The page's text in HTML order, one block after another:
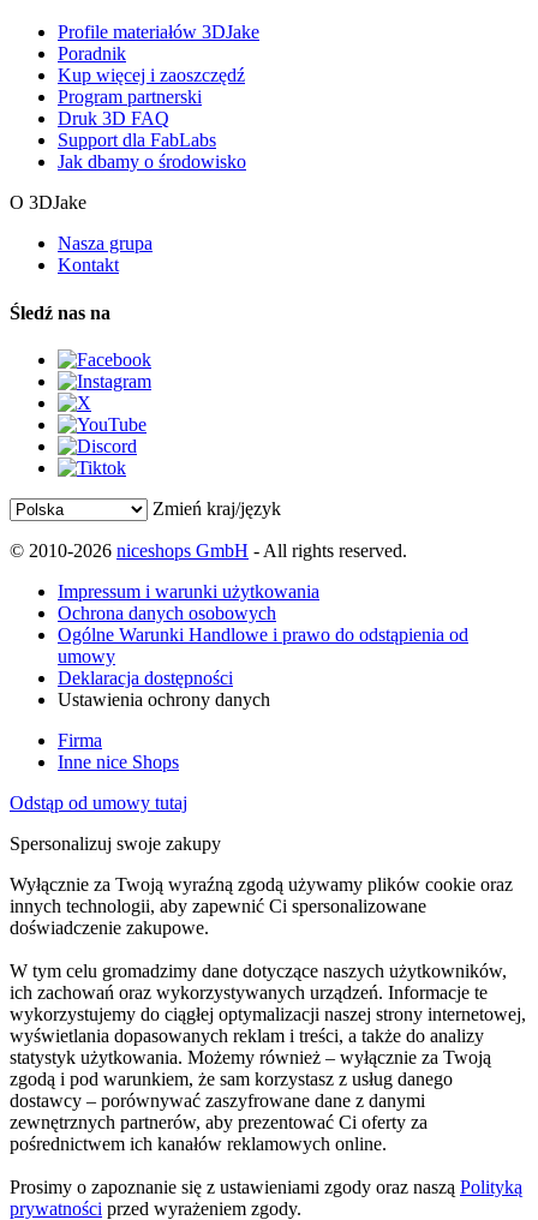
Profile materiałów 3DJake
Poradnik
Kup więcej i zaoszczędź
Program partnerski
Druk 3D FAQ
Support dla FabLabs
Jak dbamy o środowisko
O 3DJake
Nasza grupa
Kontakt
Śledź nas na
Zmień kraj/język
© 2010-2026 niceshops GmbH - All rights reserved.
Impressum i warunki użytkowania
Ochrona danych osobowych
Ogólne Warunki Handlowe i prawo do odstąpienia od
umowy
Deklaracja dostępności
Ustawienia ochrony danych
Firma
Inne nice Shops
Odstąp od umowy tutaj
Spersonalizuj swoje zakupy
Wyłącznie za Twoją wyraźną zgodą używamy plików cookie oraz
innych technologii, aby zapewnić Ci spersonalizowane
doświadczenie zakupowe.
W tym celu gromadzimy dane dotyczące naszych użytkowników,
ich zachowań oraz wykorzystywanych urządzeń. Informacje te
wykorzystujemy do ciągłej optymalizacji naszej strony internetowej,
wyświetlania dopasowanych reklam i treści, a także do analizy
statystyk użytkowania. Możemy również – wyłącznie za Twoją
zgodą i pod warunkiem, że sam korzystasz z usług danego
dostawcy – porównywać zaszyfrowane dane z danymi
zewnętrznych partnerów, aby prezentować Ci oferty za
pośrednictwem ich kanałów reklamowych online.
Prosimy o zapoznanie się z ustawieniami zgody oraz naszą Polityką
prywatności przed wyrażeniem zgody.